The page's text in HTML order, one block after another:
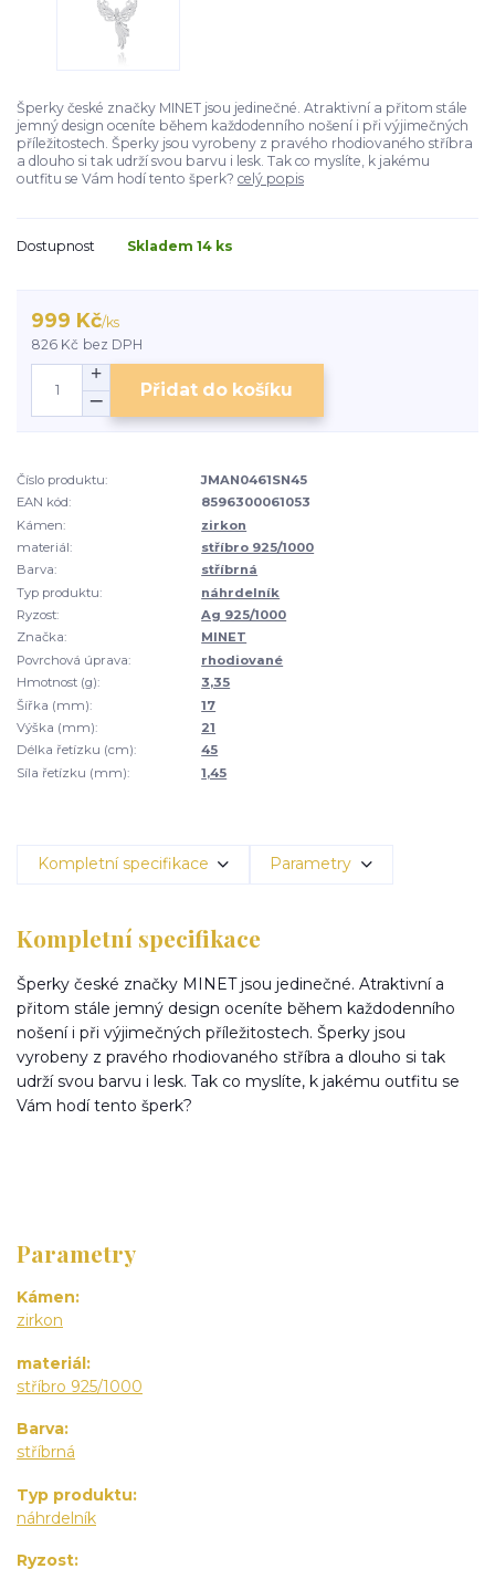
Šperky české značky MINET jsou jedinečné. Atraktivní a přitom stále
jemný design oceníte během každodenního nošení i při výjimečných
příležitostech. Šperky jsou vyrobeny z pravého rhodiovaného stříbra
a dlouho si tak udrží svou barvu i lesk. Tak co myslíte, k jakému
outfitu se Vám hodí tento šperk? celý popis
Dostupnost Skladem 14 ks
999 Kč/ks
826 Kč bez DPH
Přidat do košíku
Číslo produktu:
JMAN0461SN45
EAN kód:
8596300061053
Kámen:
zirkon
materiál:
stříbro 925/1000
Barva:
stříbrná
Typ produktu:
náhrdelník
Ryzost:
Ag 925/1000
Značka:
MINET
Povrchová úprava:
rhodiované
Hmotnost (g):
3,35
Šířka (mm):
17
Výška (mm):
21
Délka řetízku (cm):
45
Síla řetízku (mm):
1,45
Kompletní specifikace Parametry
Kompletní specifikace
Šperky české značky MINET jsou jedinečné. Atraktivní a
přitom stále jemný design oceníte během každodenního
nošení i při výjimečných příležitostech. Šperky jsou
vyrobeny z pravého rhodiovaného stříbra a dlouho si tak
udrží svou barvu i lesk. Tak co myslíte, k jakému outfitu se
Vám hodí tento šperk?
Parametry
Kámen
zirkon
materiál
stříbro 925/1000
Barva
stříbrná
Typ produktu
náhrdelník
Ryzost